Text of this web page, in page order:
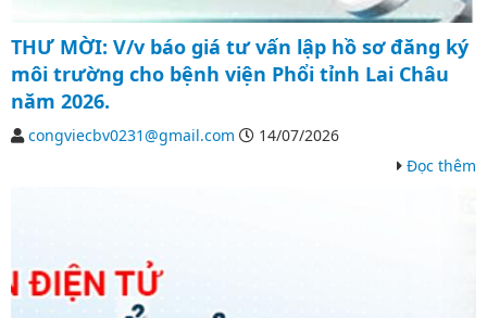
THƯ MỜI: V/v báo giá tư vấn lập hồ sơ đăng ký
môi trường cho bệnh viện Phổi tỉnh Lai Châu
năm 2026.
congviecbv0231@gmail.com
14/07/2026
Đọc thêm